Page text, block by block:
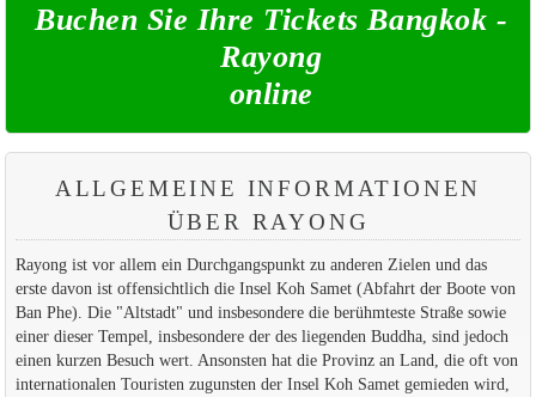
Buchen Sie Ihre Tickets Bangkok -
Rayong
online
ALLGEMEINE INFORMATIONEN
ÜBER RAYONG
Rayong ist vor allem ein Durchgangspunkt zu anderen Zielen und das
erste davon ist offensichtlich die Insel Koh Samet (Abfahrt der Boote von
Ban Phe). Die "Altstadt" und insbesondere die berühmteste Straße sowie
einer dieser Tempel, insbesondere der des liegenden Buddha, sind jedoch
einen kurzen Besuch wert. Ansonsten hat die Provinz an Land, die oft von
internationalen Touristen zugunsten der Insel Koh Samet gemieden wird,